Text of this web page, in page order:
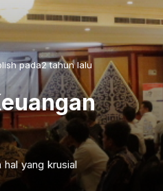
pada2 tahun lalu
yang krusial